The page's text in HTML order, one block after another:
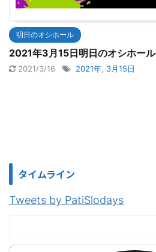
明日のオシホール
2021年3月15日明日のオシホール
2021/3/16 2021年 3月15日
タイムライン
Tweets by PatiSlodays